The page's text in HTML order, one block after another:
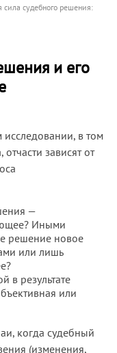
сила судебного решения:
и его
в том
зависят от
—
Иными
решение новое
или лишь
в результате
или
когда судебный
(изменения,